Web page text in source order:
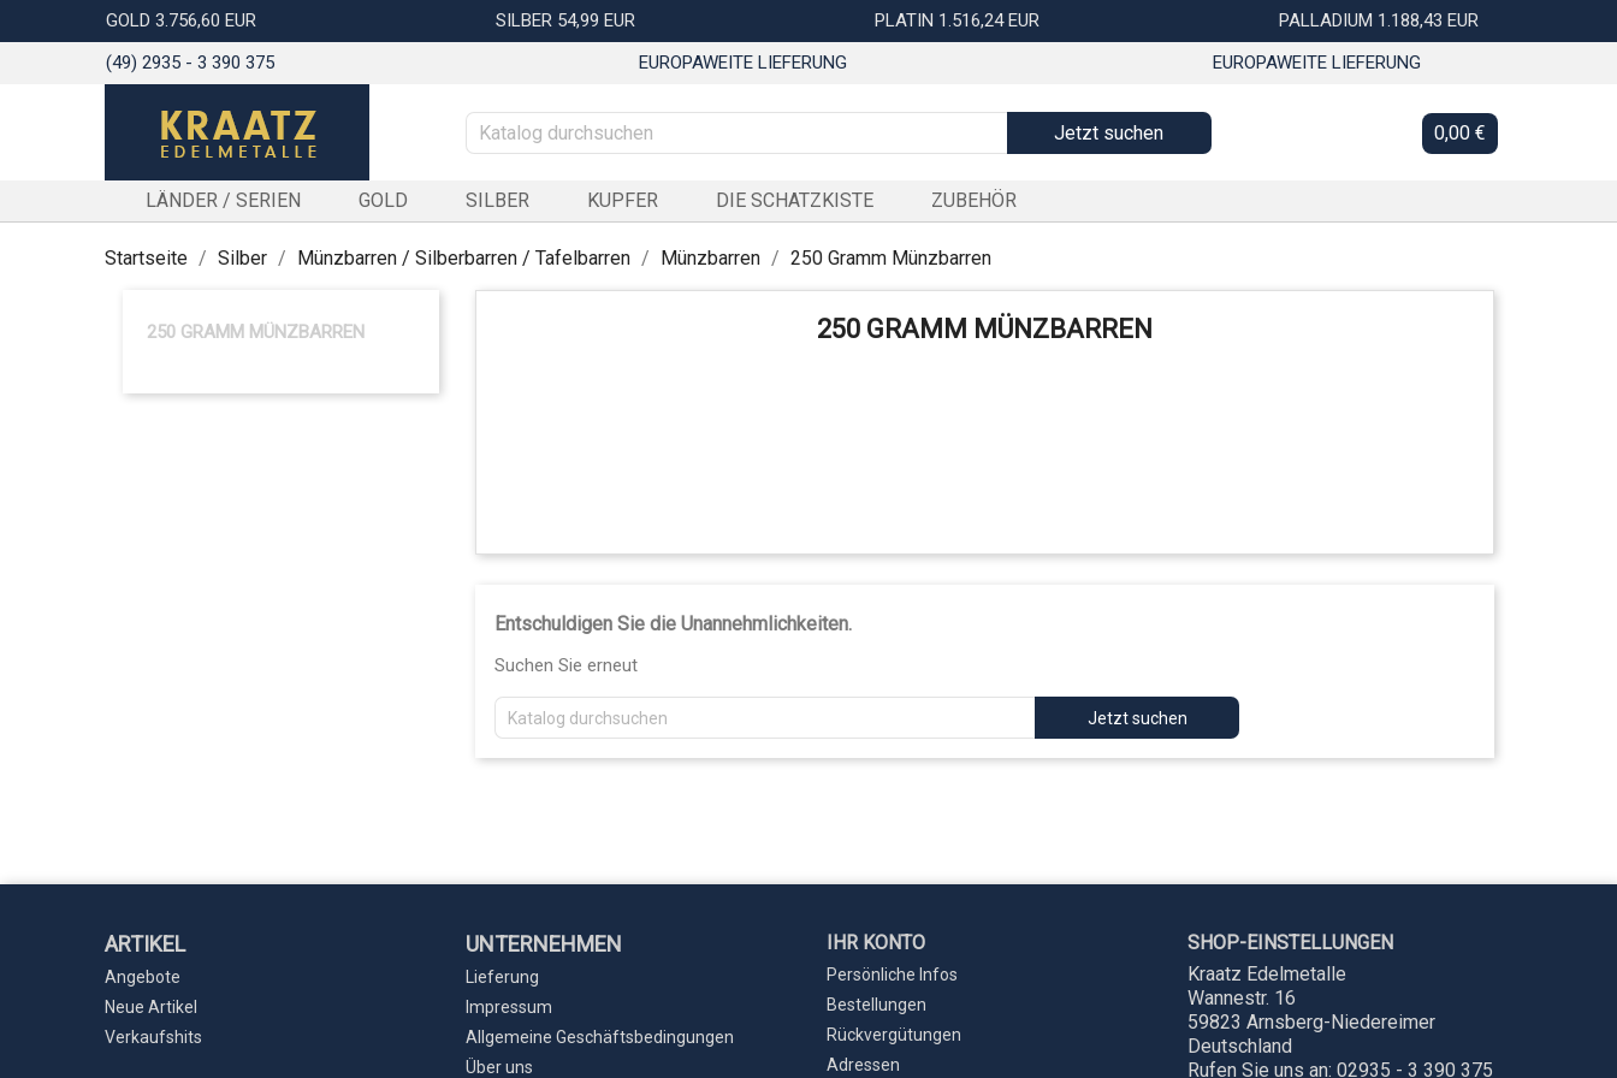
GOLD 3.756,60 EUR SILBER 54,99 EUR PLATIN 1.516,24 EUR
PALLADIUM 1.188,43 EUR
(49) 2935 - 3 390 375
EUROPAWEITE LIEFERUNG EUROPAWEITE LIEFERUNG
Jetzt suchen 0,00 €
LÄNDER / SERIEN GOLD SILBER KUPFER DIE SCHATZKISTE ZUBEHÖR
Startseite Silber Münzbarren / Silberbarren / Tafelbarren Münzbarren 250 Gramm Münzbarren
250 GRAMM MÜNZBARREN 250 GRAMM MÜNZBARREN
Entschuldigen Sie die Unannehmlichkeiten.
Suchen Sie erneut
Jetzt suchen
ARTIKEL
Angebote
Neue Artikel
Verkaufshits
UNTERNEHMEN
Lieferung
Impressum
Allgemeine Geschäftsbedingungen
Über uns
IHR KONTO
Persönliche Infos
Bestellungen
Rückvergütungen
Adressen
SHOP-EINSTELLUNGEN
Kraatz Edelmetalle
Wannestr. 16
59823 Arnsberg-Niedereimer
Deutschland
Rufen Sie uns an: 02935 - 3 390 375